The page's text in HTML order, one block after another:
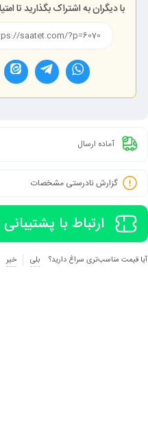
با دیگران به اشتراک بگذارید تا
آماده ارسال
گزارش نادرستی مشخصات
ارتباط با
آیا قیمت مناسب‌تری سراغ دارید؟ بلی خیر